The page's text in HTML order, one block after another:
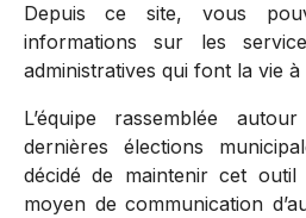
Depuis ce site, vous
informations sur les
administratives qui font la vie
L’équipe rassemblée
dernières élections
décidé de maintenir cet
moyen de communication